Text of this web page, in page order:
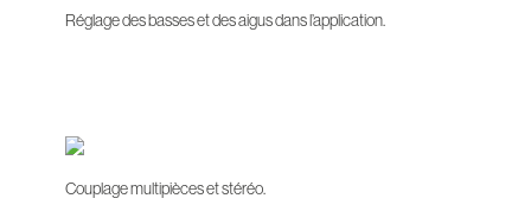
Réglage des basses et des aigus dans l’application.
Couplage multipièces et stéréo.